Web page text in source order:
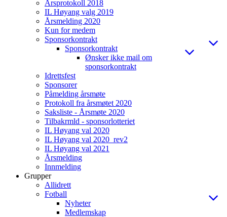
Årsprotokoll 2018
IL Høyang valg 2019
Årsmelding 2020
Kun for medem
Sponsorkontrakt
Sponsorkontrakt
Ønsker ikke mail om
sponsorkontrakt
Idrettsfest
Sponsorer
Påmelding årsmøte
Protokoll fra årsmøtet 2020
Saksliste - Årsmøte 2020
Tilbakrmld - sponsorlotteriet
IL Høyang val 2020
IL Høyang val 2020_rev2
IL Høyang val 2021
Årsmelding
Innmelding
Grupper
Allidrett
Fotball
Nyheter
Medlemskap